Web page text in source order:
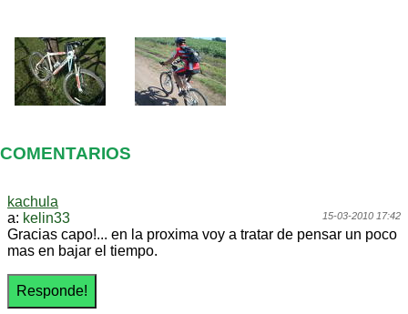
COMENTARIOS
kachula
15-03-2010 17:42
a: kelin33
Gracias capo!... en la proxima voy a tratar de pensar un poco
mas en bajar el tiempo.